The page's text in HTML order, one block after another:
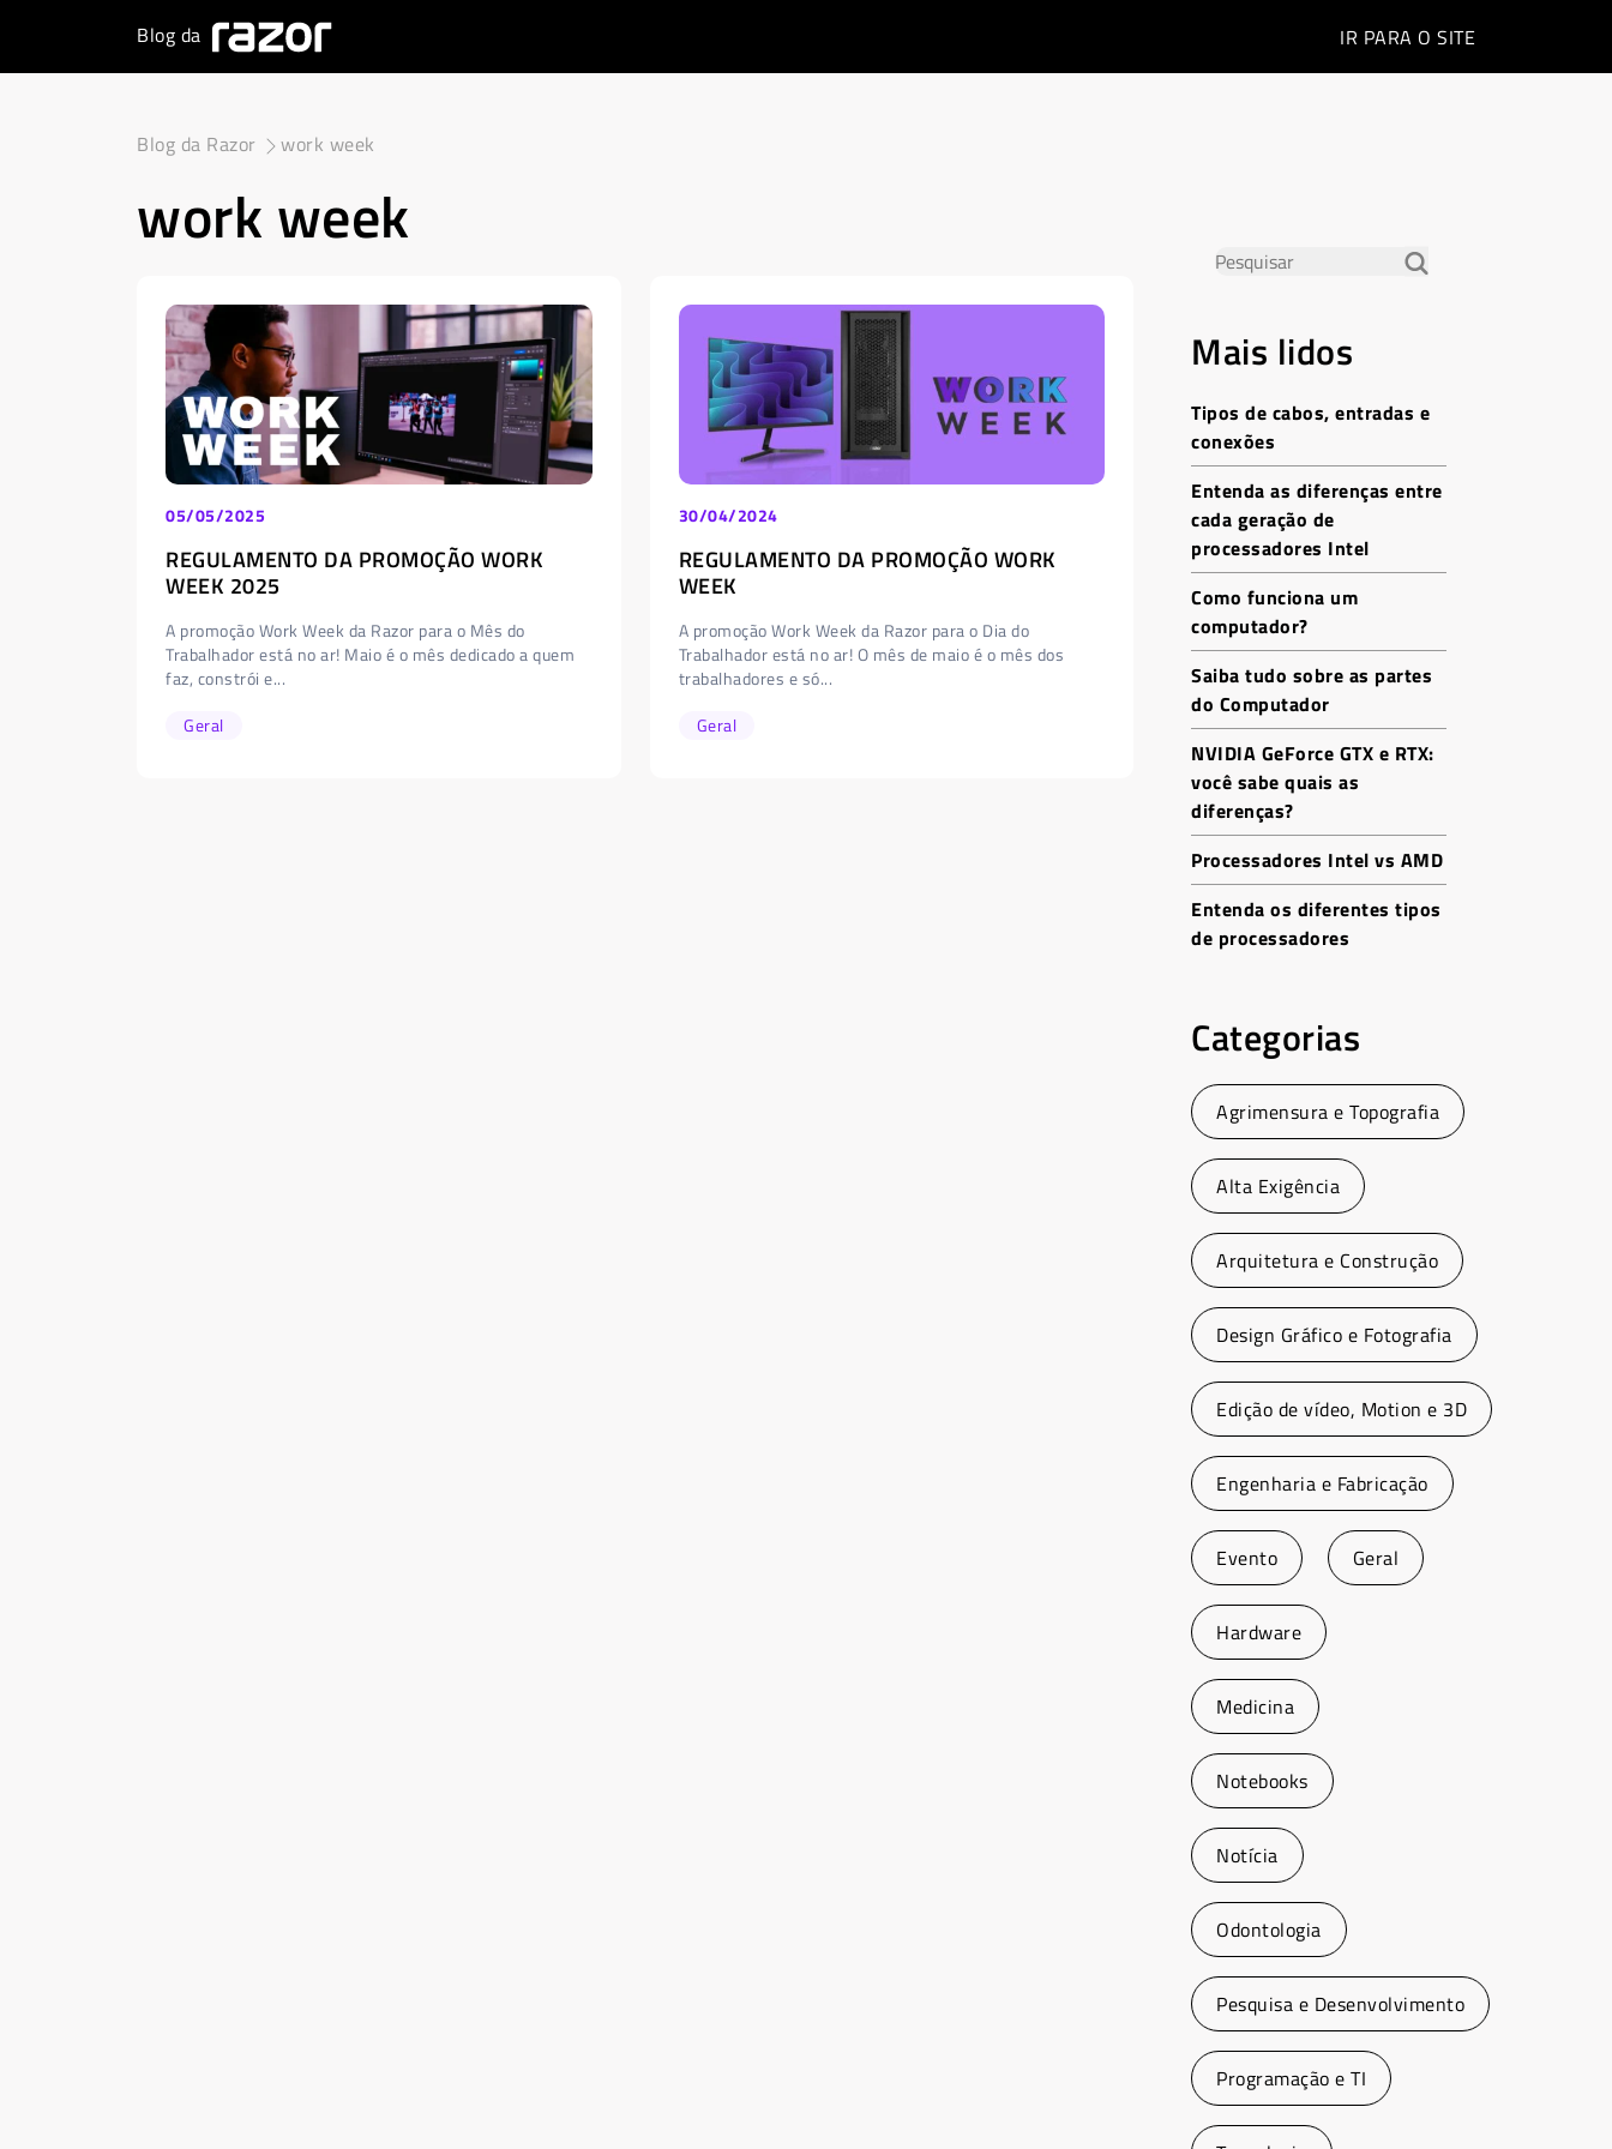
Blog da IR PARA O SITE
Blog da Razor work week
work week
05/05/2025
REGULAMENTO DA PROMOÇÃO WORK
WEEK 2025
A promoção Work Week da Razor para o Mês do
Trabalhador está no ar! Maio é o mês dedicado a quem
faz, constrói e...
Geral
30/04/2024
REGULAMENTO DA PROMOÇÃO WORK
WEEK
A promoção Work Week da Razor para o Dia do
Trabalhador está no ar! O mês de maio é o mês dos
trabalhadores e só...
Geral
Mais lidos
Tipos de cabos, entradas e
conexões
Entenda as diferenças entre
cada geração de
processadores Intel
Como funciona um
computador?
Saiba tudo sobre as partes
do Computador
NVIDIA GeForce GTX e RTX:
você sabe quais as
diferenças?
Processadores Intel vs AMD
Entenda os diferentes tipos
de processadores
Categorias
Agrimensura e Topografia
Alta Exigência
Arquitetura e Construção
Design Gráfico e Fotografia
Edição de vídeo, Motion e 3D
Engenharia e Fabricação
Evento Geral
Hardware
Medicina
Notebooks
Notícia
Odontologia
Pesquisa e Desenvolvimento
Programação e TI